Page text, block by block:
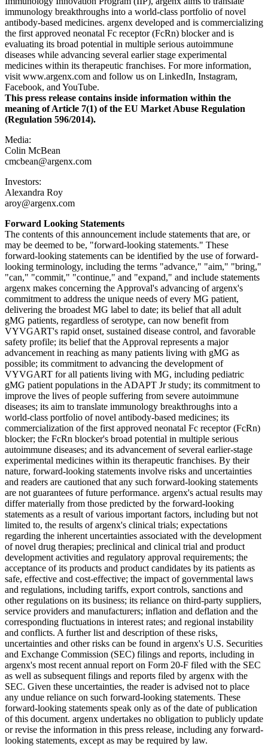
immunology breakthroughs into a world-class portfolio of novel
antibody-based medicines. argenx developed and is commercializing
the first approved neonatal Fc receptor (FcRn) blocker and is
evaluating its broad potential in multiple serious autoimmune
diseases while advancing several earlier stage experimental
medicines within its therapeutic franchises. For more information,
visit www.argenx.com and follow us on LinkedIn, Instagram,
Facebook, and YouTube.
This press release contains inside information within the
meaning of Article 7(1) of the EU Market Abuse Regulation
(Regulation 596/2014).
Media:
Colin McBean
cmcbean@argenx.com
Investors:
Alexandra Roy
aroy@argenx.com
Forward Looking Statements
The contents of this announcement include statements that are, or
may be deemed to be, "forward-looking statements." These
forward-looking statements can be identified by the use of forward-
looking terminology, including the terms "advance," "aim," "bring,"
"can," "commit," "continue," and "expand," and include statements
argenx makes concerning the Approval's advancing of argenx's
commitment to address the unique needs of every MG patient,
delivering the broadest MG label to date; its belief that all adult
gMG patients, regardless of serotype, can now benefit from
VYVGART's rapid onset, sustained disease control, and favorable
safety profile; its belief that the Approval represents a major
advancement in reaching as many patients living with gMG as
possible; its commitment to advancing the development of
VYVGART for all patients living with MG, including pediatric
gMG patient populations in the ADAPT Jr study; its commitment to
improve the lives of people suffering from severe autoimmune
diseases; its aim to translate immunology breakthroughs into a
world-class portfolio of novel antibody-based medicines; its
commercialization of the first approved neonatal Fc receptor (FcRn)
blocker; the FcRn blocker's broad potential in multiple serious
autoimmune diseases; and its advancement of several earlier-stage
experimental medicines within its therapeutic franchises. By their
nature, forward-looking statements involve risks and uncertainties
and readers are cautioned that any such forward-looking statements
are not guarantees of future performance. argenx's actual results may
differ materially from those predicted by the forward-looking
statements as a result of various important factors, including but not
limited to, the results of argenx's clinical trials; expectations
regarding the inherent uncertainties associated with the development
of novel drug therapies; preclinical and clinical trial and product
development activities and regulatory approval requirements; the
acceptance of its products and product candidates by its patients as
safe, effective and cost-effective; the impact of governmental laws
and regulations, including tariffs, export controls, sanctions and
other regulations on its business; its reliance on third-party suppliers,
service providers and manufacturers; inflation and deflation and the
corresponding fluctuations in interest rates; and regional instability
and conflicts. A further list and description of these risks,
uncertainties and other risks can be found in argenx's U.S. Securities
and Exchange Commission (SEC) filings and reports, including in
argenx's most recent annual report on Form 20-F filed with the SEC
as well as subsequent filings and reports filed by argenx with the
SEC. Given these uncertainties, the reader is advised not to place
any undue reliance on such forward-looking statements. These
forward-looking statements speak only as of the date of publication
of this document. argenx undertakes no obligation to publicly update
or revise the information in this press release, including any forward-
looking statements, except as may be required by law.